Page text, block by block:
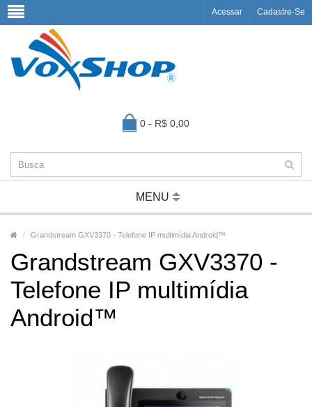
Acessar Cadastre-Se
0 - R$ 0,00
MENU
Grandstream GXV3370 - Telefone IP multimídia Android™
Grandstream GXV3370 -
Telefone IP multimídia
Android™